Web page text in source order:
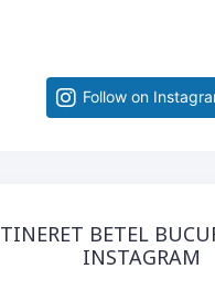
Follow on
TINERET BETEL
INSTAGRAM